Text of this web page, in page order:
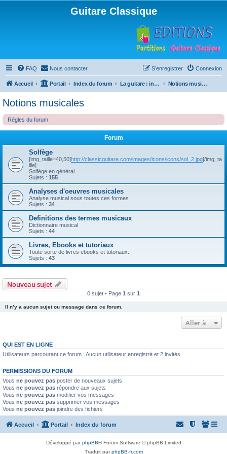
Guitare Classique
FAQ Nous contacter Connexion
S’enregistrer
Accueil Portail Index du forum La guitare : instrument, cours et théorie Notions musicales
Notions musicales
Règles du forum
Forum
Solfège
[img_taille=40,50]http://classicguitare.com/images/icons/icons/sol_2.jpg[/img_ta
ille]
Solfège en général.
Sujets : 155
Analyses d'oeuvres musicales
Analyse musical sous toutes ces formes
Sujets : 34
Definitions des termes musicaux
Dictionnaire musical
Sujets : 44
Livres, Ebooks et tutoriaux
Toute sorte de livres ebooks et tutoriaux.
Sujets : 43
Nouveau sujet
0 sujet • Page 1 sur 1
Il n’y a aucun sujet ou message dans ce forum.
Aller à
QUI EST EN LIGNE
Utilisateurs parcourant ce forum : Aucun utilisateur enregistré et 2 invités
PERMISSIONS DU FORUM
Vous ne pouvez pas poster de nouveaux sujets
Vous ne pouvez pas répondre aux sujets
Vous ne pouvez pas modifier vos messages
Vous ne pouvez pas supprimer vos messages
Vous ne pouvez pas joindre des fichiers
Accueil Portail Index du forum
Développé parphpBB® Forum Software © phpBB Limited
Traduit parphpBB-fr.com